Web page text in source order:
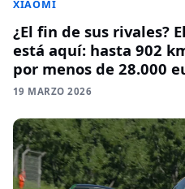
XIAOMI
¿El fin de sus rivales?
está aquí: hasta 902
por menos de 28.000
19 MARZO 2026